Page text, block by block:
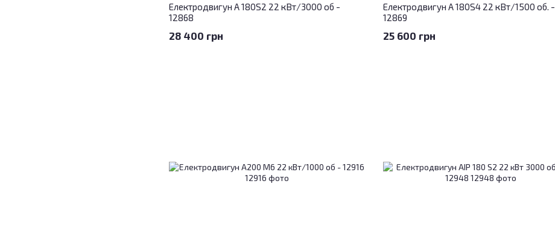
Електродвигун А 180S2 22 кВт/3000 об -
12868
28 400 грн
Електродвигун А 180S4 22 кВт/1500 об. -
12869
25 600 грн